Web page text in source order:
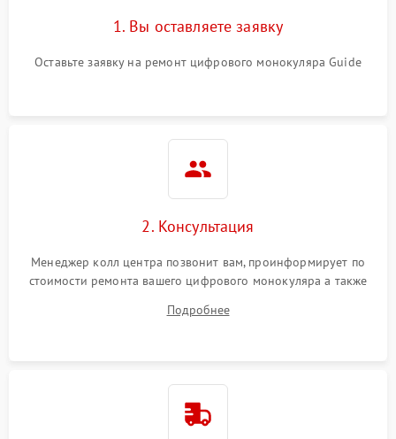
1. Вы оставляете заявку
Оставьте заявку на ремонт цифрового монокуляра Guide
2. Консультация
Менеджер колл центра позвонит вам, проинформирует по
стоимости ремонта вашего цифрового монокуляра а также
Подробнее